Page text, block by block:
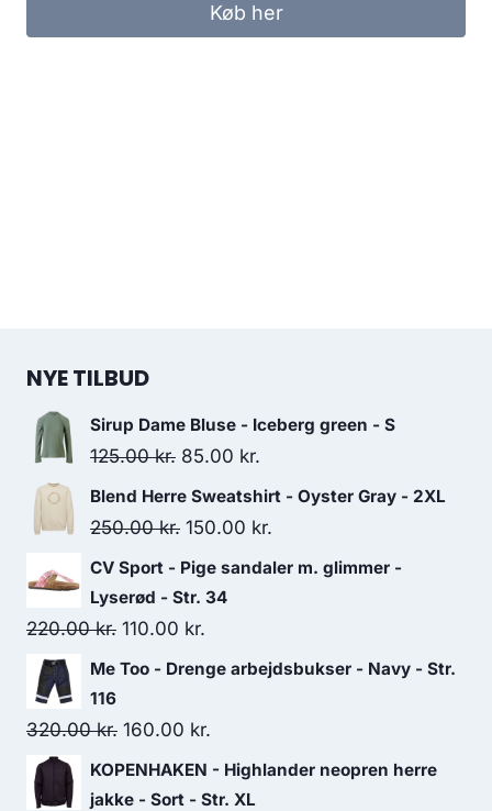
50.00 kr..Køb her
NYE TILBUD
Sirup Dame Bluse - Iceberg green - S
125.00kr. Original
price
was:
85.00 kr.
price
is:
Blend Herre Sweatshirt - Oyster Gray - 2XL
250.00kr. Original
price
was:
250.00 kr..
150.00 kr.
price
CV Sport - Pige sandaler m. glimmer -
Lyserød - Str. 34
220.00kr. Original
price
220.00 kr..
110.00 kr.
price
110.00 kr..
Me Too - Drenge arbejdsbukser - Navy - Str.
116
320.00kr. Original
price
was:
160.00 kr.
price
is:
KOPENHAKEN - Highlander neopren herre
jakke - Sort - Str. XL